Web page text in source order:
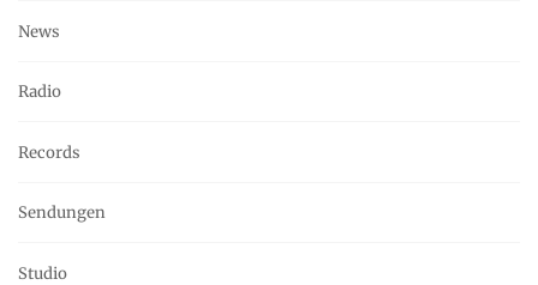
News
Radio
Records
Sendungen
Studio